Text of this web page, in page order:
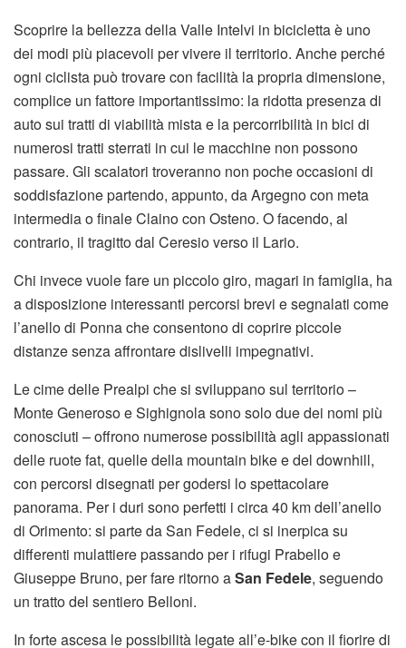
Scoprire la bellezza della Valle Intelvi in bicicletta è uno
dei modi più piacevoli per vivere il territorio. Anche perché
ogni ciclista può trovare con facilità la propria dimensione,
complice un fattore importantissimo: la ridotta presenza di
auto sui tratti di viabilità mista e la percorribilità in bici di
numerosi tratti sterrati in cui le macchine non possono
passare. Gli scalatori troveranno non poche occasioni di
soddisfazione partendo, appunto, da Argegno con meta
intermedia o finale Claino con Osteno. O facendo, al
contrario, il tragitto dal Ceresio verso il Lario.
Chi invece vuole fare un piccolo giro, magari in famiglia, ha
a disposizione interessanti percorsi brevi e segnalati come
l’anello di Ponna che consentono di coprire piccole
distanze senza affrontare dislivelli impegnativi.
Le cime delle Prealpi che si sviluppano sul territorio –
Monte Generoso e Sighignola sono solo due dei nomi più
conosciuti – offrono numerose possibilità agli appassionati
delle ruote fat, quelle della mountain bike e del downhill,
con percorsi disegnati per godersi lo spettacolare
panorama. Per i duri sono perfetti i circa 40 km dell’anello
di Orimento: si parte da San Fedele, ci si inerpica su
differenti mulattiere passando per i rifugi Prabello e
Giuseppe Bruno, per fare ritorno aSan Fedele, seguendo
un tratto del sentiero Belloni.
In forte ascesa le possibilità legate all’e-bike con il fiorire di